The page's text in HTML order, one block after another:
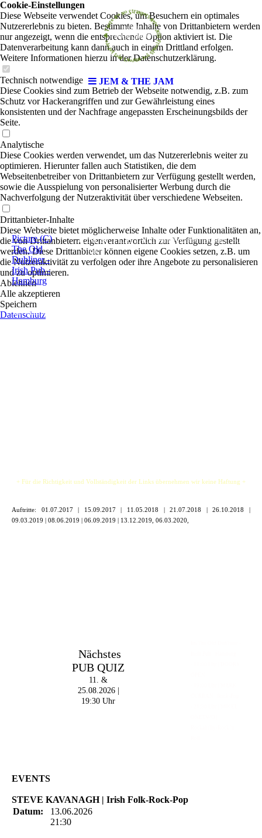
JEM & THE JAM
Picture (C)
The Old
Dubliner -
Irish Pub -
Hamburg
JEM & THE JAM from Brighton / England |Pop
´n´Rock
Von Klassikern aus den 60er, 70er, 80er Jahren, bis zu modernen Chart-Hits mit ein
+ Für die Richtigkeit und Vollständigkeit der Links übernehmen wir keine Haftung +
Auftritte: 01.07.2017 | 15.09.2017 | 11.05.2018 | 21.07.2018 | 26.10.2018 |
09.03.2019 | 08.06.2019 | 06.09.2019 | 13.12.2019, 06.03.2020,
Nächstes
PUB QUIZ
11. &
25.08.2026 |
19:30 Uhr
EVENTS
STEVE KAVANAGH | Irish Folk-Rock-Pop
Datum:
13.06.2026
21:30
Cookie-Einstellungen
Diese Webseite verwendet Cookies, um Besuchern ein optimales
Nutzererlebnis zu bieten. Bestimmte Inhalte von Drittanbietern werden
nur angezeigt, wenn die entsprechende Option aktiviert ist. Die
Datenverarbeitung kann dann auch in einem Drittland erfolgen.
Weitere Informationen hierzu in der Datenschutzerklärung.
Technisch notwendige
Diese Cookies sind zum Betrieb der Webseite notwendig, z.B. zum
Schutz vor Hackerangriffen und zur Gewährleistung eines
konsistenten und der Nachfrage angepassten Erscheinungsbilds der
Seite.
Analytische
Diese Cookies werden verwendet, um das Nutzererlebnis weiter zu
optimieren. Hierunter fallen auch Statistiken, die dem
Webseitenbetreiber von Drittanbietern zur Verfügung gestellt werden,
sowie die Ausspielung von personalisierter Werbung durch die
Nachverfolgung der Nutzeraktivität über verschiedene Webseiten.
Drittanbieter-Inhalte
Diese Webseite bietet möglicherweise Inhalte oder Funktionalitäten an,
die von Drittanbietern eigenverantwortlich zur Verfügung gestellt
werden. Diese Drittanbieter können eigene Cookies setzen, z.B. um
die Nutzeraktivität zu verfolgen oder ihre Angebote zu personalisieren
und zu optimieren.
Ablehnen
Alle akzeptieren
Speichern
Datenschutz